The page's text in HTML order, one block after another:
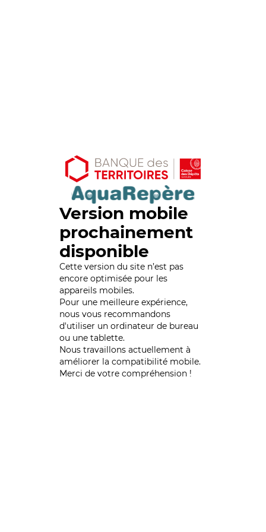
Version mobile
prochainement
disponible
Cette version du site n’est pas
encore optimisée pour les
appareils mobiles.
Pour une meilleure expérience,
nous vous recommandons
d'utiliser un ordinateur de bureau
ou une tablette.
Nous travaillons actuellement à
améliorer la compatibilité mobile.
Merci de votre compréhension !